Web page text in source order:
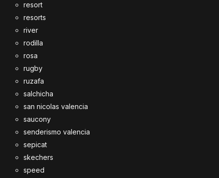
resort
resorts
river
rodilla
rosa
rugby
ruzafa
salchicha
san nicolas valencia
saucony
senderismo valencia
sepicat
skechers
speed